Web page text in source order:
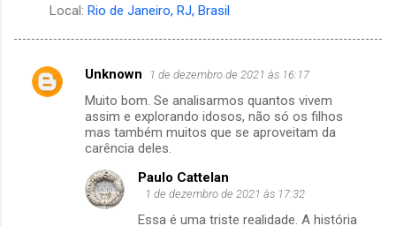
Local: Rio de Janeiro, RJ, Brasil
C
Unknown 1 de dezembro de 2021 às 16:17
Muito bom. Se analisarmos quantos vivem
assim e explorando idosos, não só os filhos
mas também muitos que se aproveitam da
carência deles.
Paulo Cattelan
1 de dezembro de 2021 às 17:32
Essa é uma triste realidade. A história